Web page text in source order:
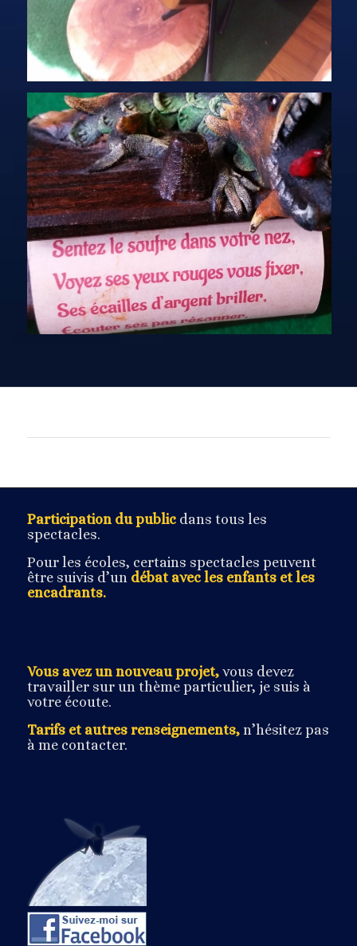
Participation du publicdans tous les
spectacles.
Pour les écoles, certains spectacles peuvent
être suivis d’un débat avec les enfants et les
encadrants.
Vous avez un nouveau projet,vous devez
travailler sur un thème particulier, je suis à
votre écoute.
Tarifs et autres renseignements,n’hésitez pas
à me contacter.